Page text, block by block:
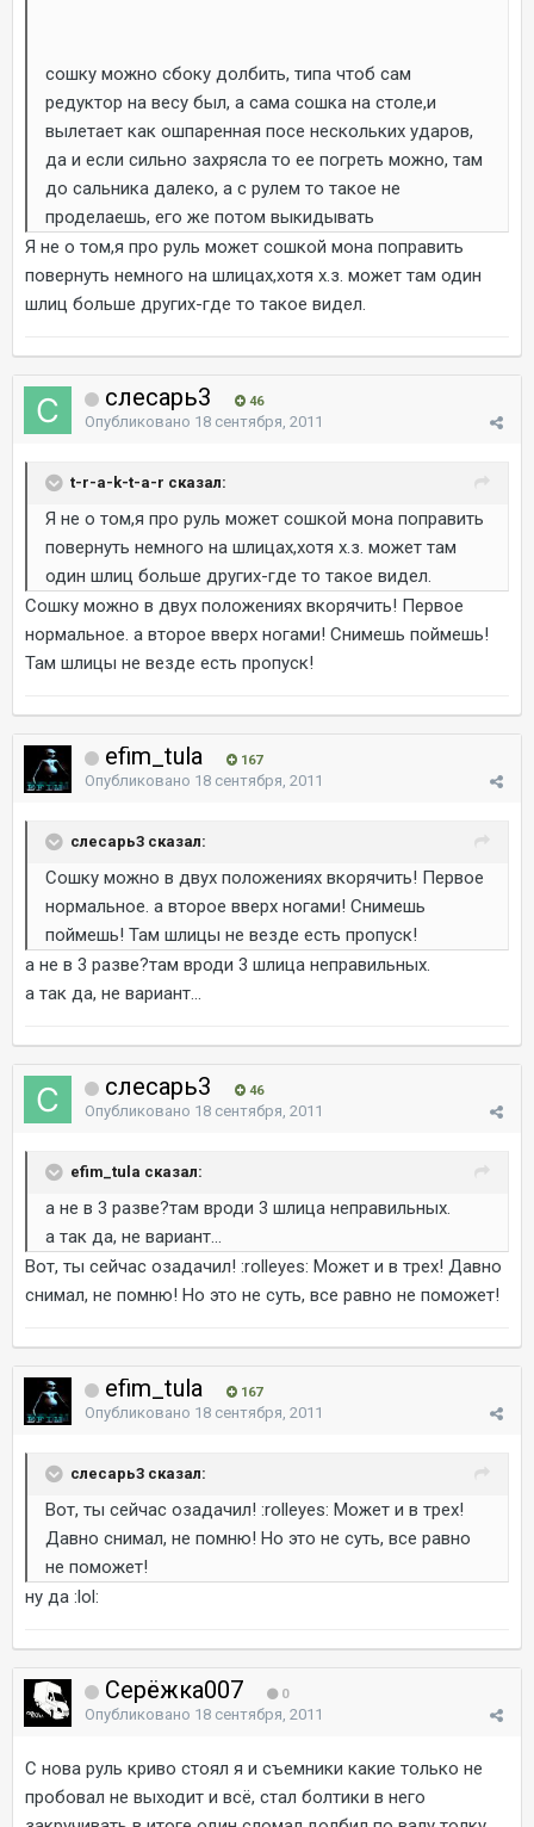
сошку можно сбоку долбить, типа чтоб сам
редуктор на весу был, а сама сошка на столе,и
вылетает как ошпаренная посе нескольких ударов,
да и если сильно захрясла то ее погреть можно, там
до сальника далеко, а с рулем то такое не
проделаешь, его же потом выкидывать
Я не о том,я про руль может сошкой мона поправить
повернуть немного на шлицах,хотя х.з. может там один
шлиц больше других-где то такое видел.
слесарь3 46
Опубликовано 18 сентября, 2011
t-r-a-k-t-a-r сказал:
Я не о том,я про руль может сошкой мона поправить
повернуть немного на шлицах,хотя х.з. может там
один шлиц больше других-где то такое видел.
Сошку можно в двух положениях вкорячить! Первое
нормальное. а второе вверх ногами! Снимешь поймешь!
Там шлицы не везде есть пропуск!
efim_tula 167
Опубликовано 18 сентября, 2011
слесарь3 сказал:
Сошку можно в двух положениях вкорячить! Первое
нормальное. а второе вверх ногами! Снимешь
поймешь! Там шлицы не везде есть пропуск!
а не в 3 разве?там вроди 3 шлица неправильных.
а так да, не вариант...
слесарь3 46
Опубликовано 18 сентября, 2011
efim_tula сказал:
а не в 3 разве?там вроди 3 шлица неправильных.
а так да, не вариант...
Вот, ты сейчас озадачил! :rolleyes: Может и в трех! Давно
снимал, не помню! Но это не суть, все равно не поможет!
efim_tula 167
Опубликовано 18 сентября, 2011
слесарь3 сказал:
Вот, ты сейчас озадачил! :rolleyes: Может и в трех!
Давно снимал, не помню! Но это не суть, все равно
не поможет!
ну да :lol:
Серёжка007 0
Опубликовано 18 сентября, 2011
С нова руль криво стоял я и съемники какие только не
пробовал не выходит и всё, стал болтики в него